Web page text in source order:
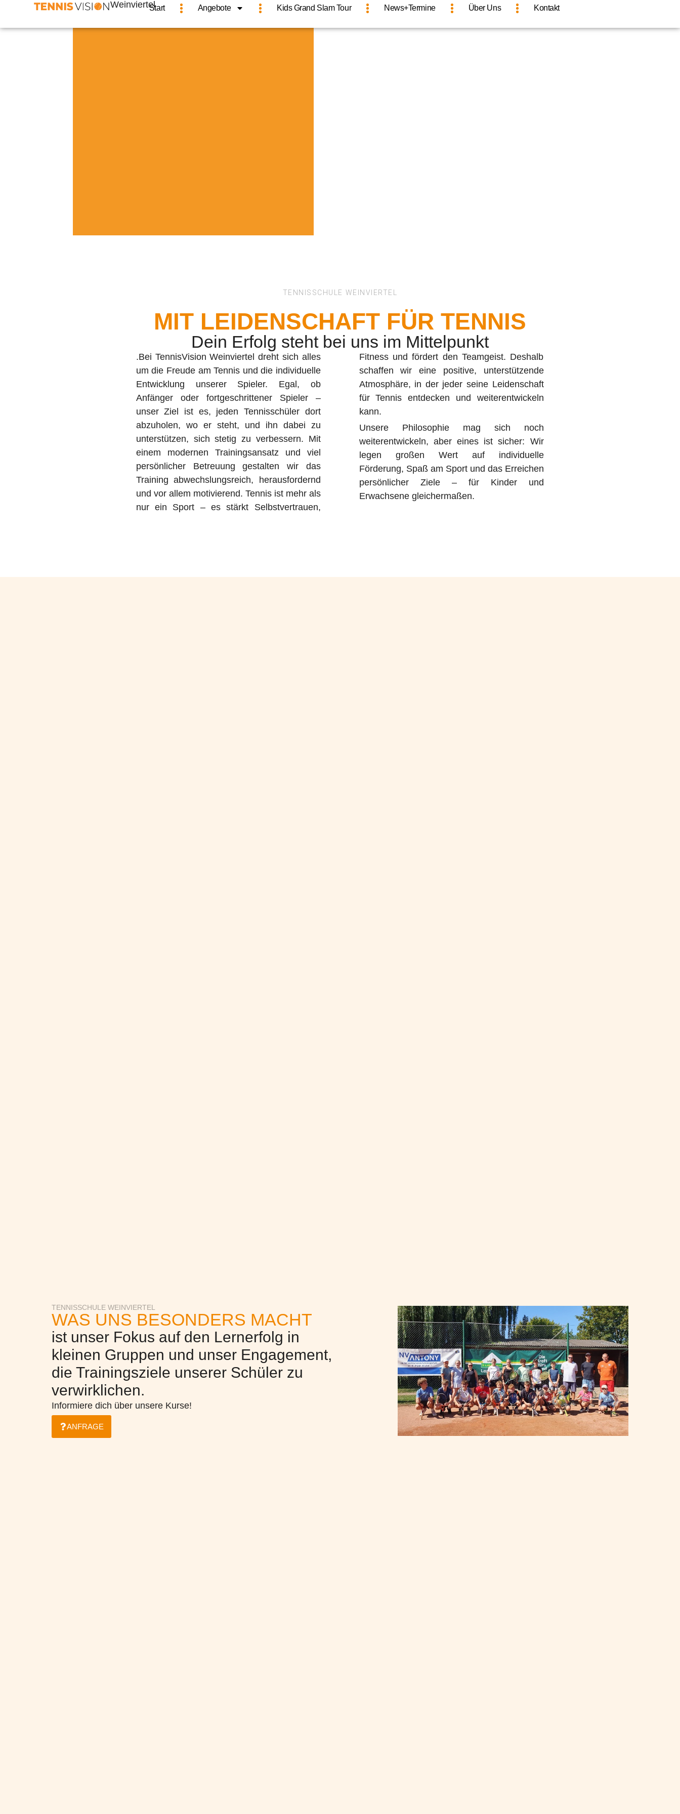
WeinviertelStart Angebote Kids Grand Slam Tour News+Termine Über Uns Kontakt
Tennisschule Weinviertel
TENNISSCHULE WEINVIERTEL
MIT LEIDENSCHAFT FÜR TENNIS
Dein Erfolg steht bei uns im Mittelpunkt
.Bei TennisVision Weinviertel dreht sich alles
um die Freude am Tennis und die individuelle
Entwicklung unserer Spieler. Egal, ob
Anfänger oder fortgeschrittener Spieler –
unser Ziel ist es, jeden Tennisschüler dort
abzuholen, wo er steht, und ihn dabei zu
unterstützen, sich stetig zu verbessern. Mit
einem modernen Trainingsansatz und viel
persönlicher Betreuung gestalten wir das
Training abwechslungsreich, herausfordernd
und vor allem motivierend. Tennis ist mehr als
nur ein Sport – es stärkt Selbstvertrauen,
Fitness und fördert den Teamgeist. Deshalb
schaffen wir eine positive, unterstützende
Atmosphäre, in der jeder seine Leidenschaft
für Tennis entdecken und weiterentwickeln
kann.
Unsere Philosophie mag sich noch
weiterentwickeln, aber eines ist sicher: Wir
legen großen Wert auf individuelle
Förderung, Spaß am Sport und das Erreichen
persönlicher Ziele – für Kinder und
Erwachsene gleichermaßen.
TENNISSCHULE WEINVIERTEL
WAS UNS BESONDERS MACHT
ist unser Fokus auf den Lernerfolg in
kleinen Gruppen und unser Engagement,
die Trainingsziele unserer Schüler zu
verwirklichen.
Informiere dich über unsere Kurse!
ANFRAGE